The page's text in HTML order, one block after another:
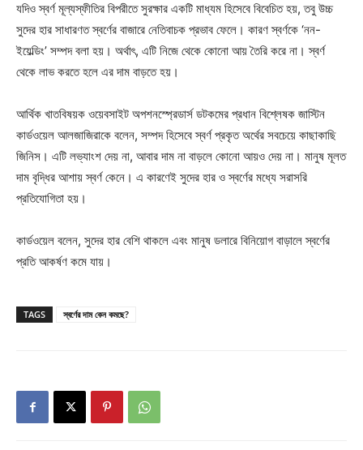
যদিও স্বর্ণ মূল্যস্ফীতির বিপরীতে সুরক্ষার একটি মাধ্যম হিসেবে বিবেচিত হয়, তবু উচ্চ
সুদের হার সাধারণত স্বর্ণের বাজারে নেতিবাচক প্রভাব ফেলে। কারণ স্বর্ণকে ‘নন-
ইয়েল্ডিং’ সম্পদ বলা হয়। অর্থাৎ, এটি নিজে থেকে কোনো আয় তৈরি করে না। স্বর্ণ
থেকে লাভ করতে হলে এর দাম বাড়তে হয়।
আর্থিক খাতবিষয়ক ওয়েবসাইট অপশনস্প্রেডার্স ডটকমের প্রধান বিশ্লেষক জাস্টিন
কার্ডওয়েল আলজাজিরাকে বলেন, সম্পদ হিসেবে স্বর্ণ প্রকৃত অর্থের সবচেয়ে কাছাকাছি
জিনিস। এটি লভ্যাংশ দেয় না, আবার দাম না বাড়লে কোনো আয়ও দেয় না। মানুষ মূলত
দাম বৃদ্ধির আশায় স্বর্ণ কেনে। এ কারণেই সুদের হার ও স্বর্ণের মধ্যে সরাসরি
প্রতিযোগিতা হয়।
কার্ডওয়েল বলেন, সুদের হার বেশি থাকলে এবং মানুষ ডলারে বিনিয়োগ বাড়ালে স্বর্ণের
প্রতি আকর্ষণ কমে যায়।
TAGS স্বর্ণের দাম কেন কমছে?